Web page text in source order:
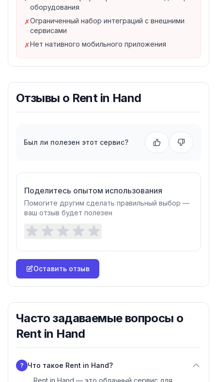
4. Финансы и отчёты
Учёт доходов от аренды
Контроль залогов и оплат
Статистика по популярности оборудования
Финансовые отчёты за период
Для кого подходит Rent in Hand?
Прокат строительного инструмента—
перфораторы, болгарки, бетономешалки
Прокат спортинвентаря — велосипеды, самокаты,
карнавальные, детские
— камеры, проекторы,
Прокат транспорта— автомобили, мотоциклы,
квадроциклы
Мобильный доступ
Rent in Hand работает в браузере любого
полноценно работать с системой со смартфона или
оборудования
✗Ограниченный набор интеграций с внешними
сервисами
✗Нет нативного мобильного приложения
Отзывы о Rent in Hand
Был ли полезен этот сервис?
Поделитесь опытом использования
Помогите другим сделать правильный выбор —
ваш отзыв будет полезен
Оставить отзыв
Часто задаваемые вопросы о
Rent in Hand
?
Что такое Rent in Hand?
Rent in Hand — это облачный сервис для